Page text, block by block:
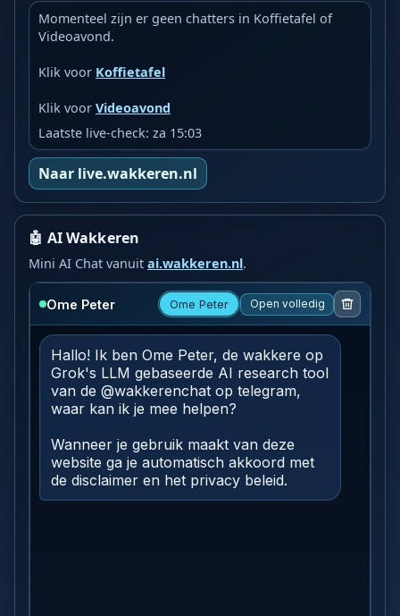
Momenteel zijn er geen chatters in Koffietafel of
Videoavond.
Klik voor Koffietafel
Klik voorVideoavond
Laatste live-check: za 15:03
Naar live.wakkeren.nl
🤖 AI Wakkeren
Mini AI Chat vanuitai.wakkeren.nl.